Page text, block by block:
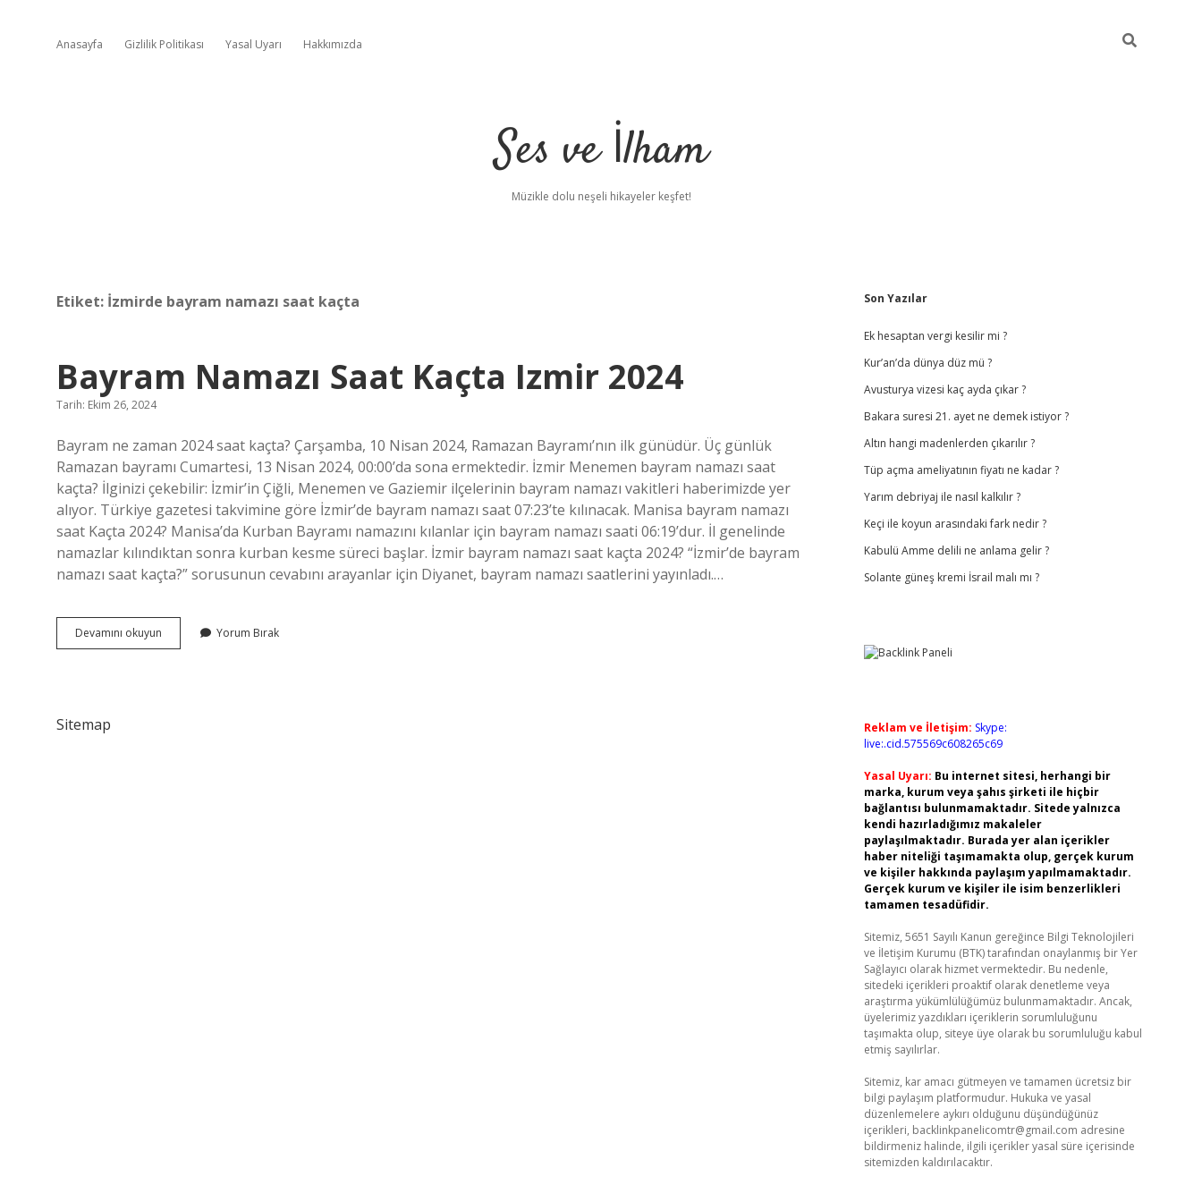
Anasayfa Gizlilik Politikası Yasal Uyarı Hakkımızda
Ses ve İlham
Müzikle dolu neşeli hikayeler keşfet!
Etiket: İzmirde bayram namazı saat kaçta
Bayram Namazı Saat Kaçta Izmir 2024
Tarih: Ekim 26, 2024
Bayram ne zaman 2024 saat kaçta? Çarşamba, 10 Nisan 2024, Ramazan Bayramı’nın ilk günüdür. Üç günlük
Ramazan bayramı Cumartesi, 13 Nisan 2024, 00:00’da sona ermektedir. İzmir Menemen bayram namazı saat
kaçta? İlginizi çekebilir: İzmir’in Çiğli, Menemen ve Gaziemir ilçelerinin bayram namazı vakitleri haberimizde yer
alıyor. Türkiye gazetesi takvimine göre İzmir’de bayram namazı saat 07:23’te kılınacak. Manisa bayram namazı
saat Kaçta 2024? Manisa’da Kurban Bayramı namazını kılanlar için bayram namazı saati 06:19’dur. İl genelinde
namazlar kılındıktan sonra kurban kesme süreci başlar. İzmir bayram namazı saat kaçta 2024? “İzmir’de bayram
namazı saat kaçta?” sorusunun cevabını arayanlar için Diyanet, bayram namazı saatlerini yayınladı.…
Devamını okuyun
Namazı
Yorum Bırak
Sitemap
Sidebar
Son Yazılar
Ek hesaptan vergi kesilir mi ?
Kur’an’da dünya düz mü ?
Avusturya vizesi kaç ayda çıkar ?
Bakara suresi 21. ayet ne demek istiyor ?
Altın hangi madenlerden çıkarılır ?
Tüp açma ameliyatının fiyatı ne kadar ?
Yarım debriyaj ile nasıl kalkılır ?
Keçi ile koyun arasındaki fark nedir ?
Kabulü Amme delili ne anlama gelir ?
Solante güneş kremi İsrail malı mı ?
Reklam ve İletişim: Skype:
live:.cid.575569c608265c69
Yasal Uyarı: Bu internet sitesi, herhangi bir
marka, kurum veya şahıs şirketi ile hiçbir
bağlantısı bulunmamaktadır. Sitede yalnızca
kendi hazırladığımız makaleler
paylaşılmaktadır. Burada yer alan içerikler
haber niteliği taşımamakta olup, gerçek kurum
ve kişiler hakkında paylaşım yapılmamaktadır.
Gerçek kurum ve kişiler ile isim benzerlikleri
tamamen tesadüfidir.
Sitemiz, 5651 Sayılı Kanun gereğince Bilgi Teknolojileri
ve İletişim Kurumu (BTK) tarafından onaylanmış bir Yer
Sağlayıcı olarak hizmet vermektedir. Bu nedenle,
sitedeki içerikleri proaktif olarak denetleme veya
araştırma yükümlülüğümüz bulunmamaktadır. Ancak,
üyelerimiz yazdıkları içeriklerin sorumluluğunu
taşımakta olup, siteye üye olarak bu sorumluluğu kabul
etmiş sayılırlar.
Sitemiz, kar amacı gütmeyen ve tamamen ücretsiz bir
bilgi paylaşım platformudur. Hukuka ve yasal
düzenlemelere aykırı olduğunu düşündüğünüz
içerikleri, backlinkpanelicomtr@gmail.com adresine
bildirmeniz halinde, ilgili içerikler yasal süre içerisinde
sitemizden kaldırılacaktır.